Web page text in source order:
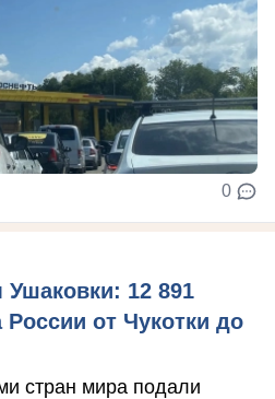
0
12 891
России от Чукотки до
стран мира подали